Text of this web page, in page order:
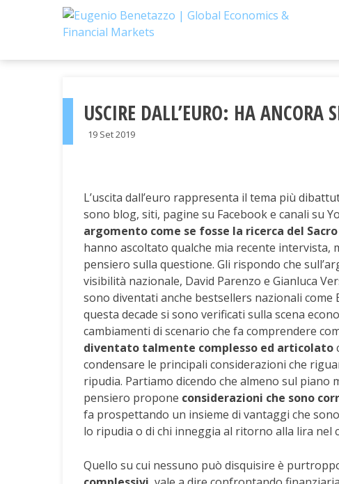
USCIRE DALL’EURO: HA ANCORA
19 Set 2019
L’uscita dall’euro rappresenta il tema più
sono blog, siti, pagine su Facebook e canali su
argomento come se fosse la ricerca del
hanno ascoltato qualche mia recente intervista,
pensiero sulla questione. Gli rispondo che
visibilità nazionale, David Parenzo e Gianluca
sono diventati anche bestsellers nazionali
questa decade si sono verificati sulla scena
cambiamenti di scenario che fa comprendere
diventato talmente complesso ed articolato
condensare le principali considerazioni che
ripudia. Partiamo dicendo che almeno sul piano
pensiero propone considerazioni che sono
fa prospettando un insieme di vantaggi che
lo ripudia o di chi inneggia al ritorno alla lira nel
Quello su cui nessuno può disquisire è